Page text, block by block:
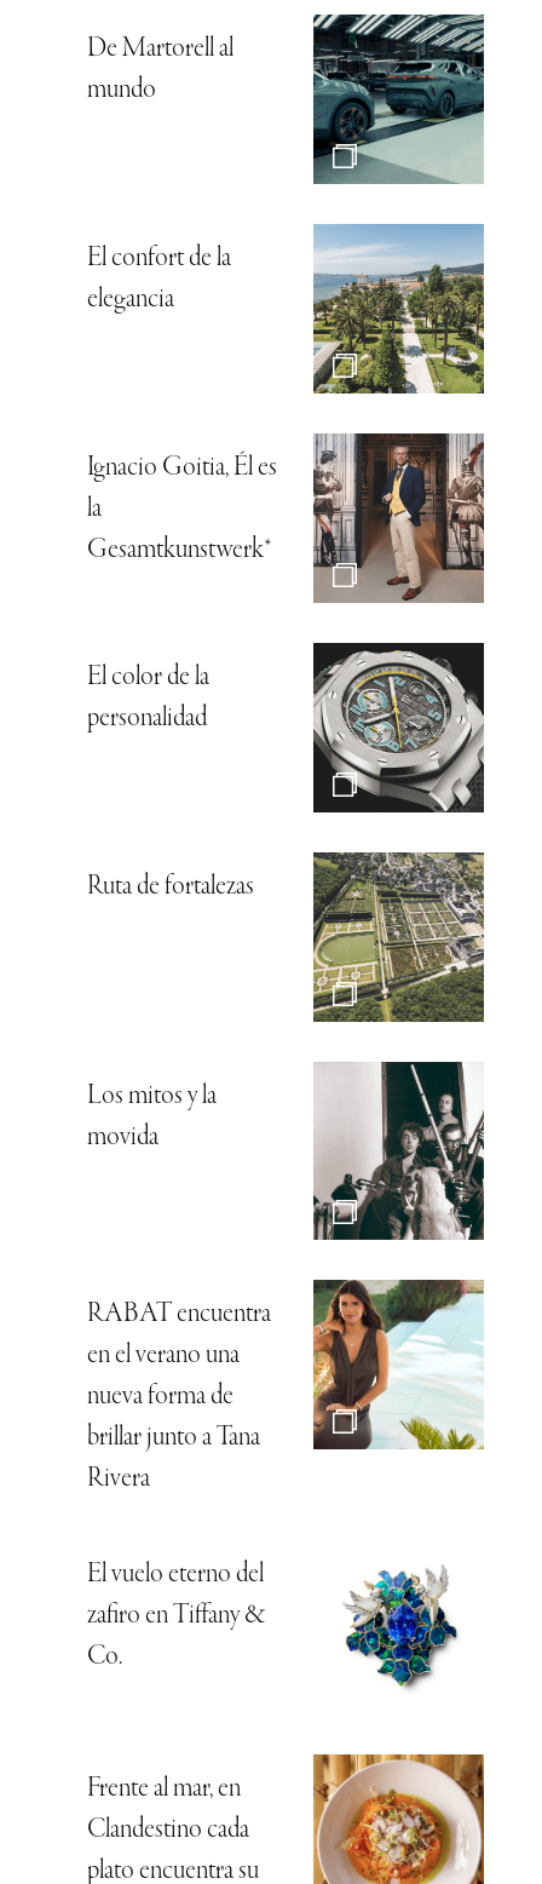
De Martorell al
mundo
El confort de la
elegancia
Ignacio Goitia, Él es
la
Gesamtkunstwerk*
El color de la
personalidad
Ruta de fortalezas
Los mitos y la
movida
RABAT encuentra
en el verano una
nueva forma de
brillar junto a Tana
Rivera
El vuelo eterno del
zafiro en Tiffany &
Co.
Frente al mar, en
Clandestino cada
plato encuentra su